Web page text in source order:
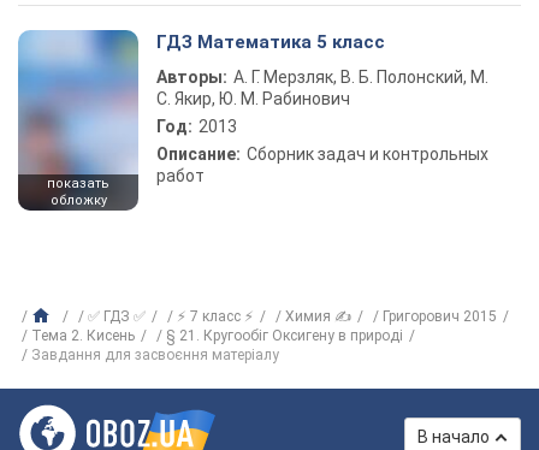
показать
обложку
ГДЗ Математика 5 класс
Авторы: А. Г. Мерзляк, В. Б. Полонский, М.
С. Якир, Ю. М. Рабинович
Год: 2013
Описание: Сборник задач и контрольных
работ
✅ ГДЗ ✅ ⚡ 7 класс ⚡ Химия ✍
Григорович 2015
Тема 2. Кисень
§ 21. Кругообіг Оксигену в природі
Завдання для засвоєння матеріалу
В начало